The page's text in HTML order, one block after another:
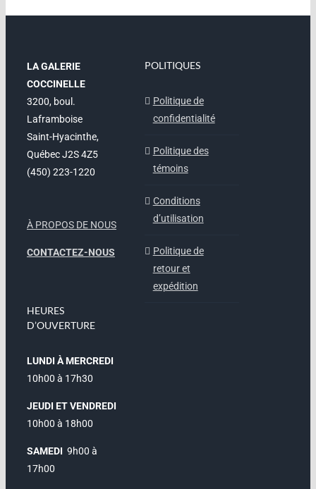
LA GALERIE
COCCINELLE
3200, boul.
Laframboise
Saint-Hyacinthe,
Québec J2S 4Z5
(450) 223-1220
À PROPOS DE NOUS
CONTACTEZ-NOUS
POLITIQUES
Politique de
confidentialité
Politique des
témoins
Conditions
d’utilisation
Politique de
retour et
expédition
HEURES
D’OUVERTURE
LUNDI À MERCREDI
10h00 à 17h30
JEUDI ET VENDREDI
10h00 à 18h00
SAMEDI 9h00 à
17h00